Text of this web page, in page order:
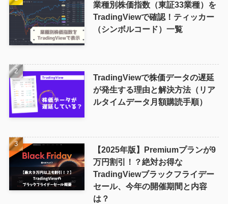
業種別株価指数（東証33業種）を
TradingViewで確認！ティッカー
（シンボルコード）一覧
TradingViewで株価データの遅延
が発生する理由と解決方法（リア
ルタイムデータ月額購読手順）
【2025年版】Premiumプランが9
万円割引！？絶対お得な
TradingViewブラックフライデー
セール、今年の開催期間と内容
は？